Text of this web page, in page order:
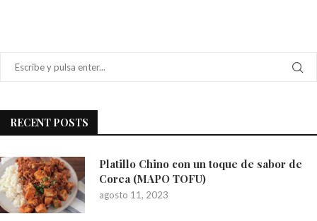
RECENT POSTS
Platillo Chino con un toque de sabor de
Corea (MAPO TOFU)
agosto 11, 2023